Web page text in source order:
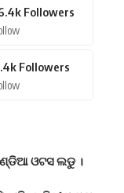
Followers
Followers
ଓଟସ ଲଡୁ ।